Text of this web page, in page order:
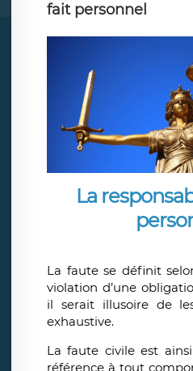
fait personnel
La
La faute se définit
violation d’une
il serait illusoire de
exhaustive.
La faute civile est
référence à tout